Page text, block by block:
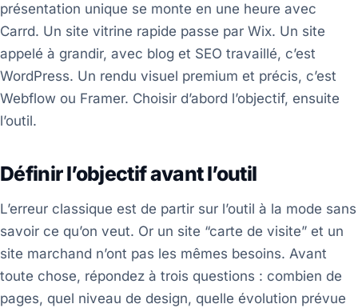
présentation unique se monte en une heure avec
Carrd. Un site vitrine rapide passe par Wix. Un site
appelé à grandir, avec blog et SEO travaillé, c’est
WordPress. Un rendu visuel premium et précis, c’est
Webflow ou Framer. Choisir d’abord l’objectif, ensuite
l’outil.
Définir l’objectif avant l’outil
L’erreur classique est de partir sur l’outil à la mode sans
savoir ce qu’on veut. Or un site “carte de visite” et un
site marchand n’ont pas les mêmes besoins. Avant
toute chose, répondez à trois questions : combien de
pages, quel niveau de design, quelle évolution prévue